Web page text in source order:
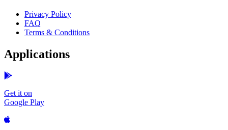
Privacy Policy
FAQ
Terms & Conditions
Applications
Get it on
Google Play